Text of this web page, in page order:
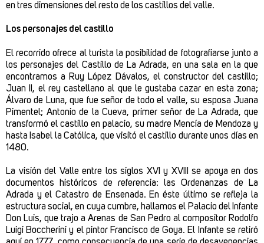
en tres dimensiones del resto de los castillos del valle.
Los personajes del castillo
El recorrido ofrece al turista la posibilidad de fotografiarse junto a
los personajes del Castillo de La Adrada, en una sala en la que
encontramos a Ruy López Dávalos, el constructor del castillo;
Juan II, el rey castellano al que le gustaba cazar en esta zona;
Álvaro de Luna, que fue señor de todo el valle, su esposa Juana
Pimentel; Antonio de la Cueva, primer señor de La Adrada, que
transformó el castillo en palacio, su madre Mencía de Mendoza y
hasta Isabel la Católica, que visitó el castillo durante unos días en
1480.
La visión del Valle entre los siglos XVI y XVIII se apoya en dos
documentos históricos de referencia: las Ordenanzas de La
Adrada y el Catastro de Ensenada. En éste último se refleja la
estructura social, en cuya cumbre, hallamos el Palacio del Infante
Don Luis, que trajo a Arenas de San Pedro al compositor Rodolfo
Luigi Boccherini y el pintor Francisco de Goya. El Infante se retiró